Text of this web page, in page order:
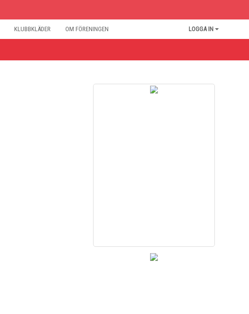
KLUBBKLÄDER OM FÖRENINGEN LOGGA IN